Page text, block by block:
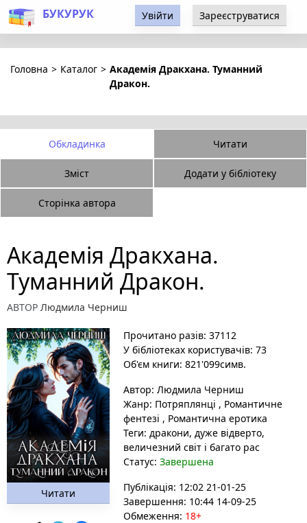
БУКУРУК Увійти Зареєструватися
Головна > Каталог > Академія Дракхана. Туманний
Дракон.
Обкладинка Читати
Зміст Додати у бібліотеку
Сторінка автора
Академія Дракхана.
Туманний Дракон.
АВТОР Людмила Черниш
Читати
Прочитано разів: 37112
У бібліотеках користувачів: 73
Об'єм книги: 821'099симв.
Автор: Людмила Черниш
Жанр: Потряплянці , Романтичне
фентезі , Романтична еротика
Теги: дракони, дуже відверто,
величезний світ і багато рас
Статус: Завершена
Публікація: 12:02 21-01-25
Завершення: 10:44 14-09-25
Обмеження: 18+